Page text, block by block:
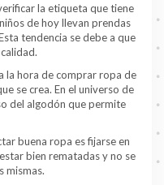
la etiqueta que tiene
de hoy llevan prendas
tendencia se debe a que
la hora de comprar ropa de
se crea. En el universo de
del algodón que permite
buena ropa es fijarse en
bien rematadas y no se
mismas.